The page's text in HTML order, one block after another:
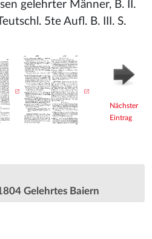
gelehrter Männer, B. II.
5te Aufl. B. III. S.
Nächster
Eintrag
Gelehrtes Baiern